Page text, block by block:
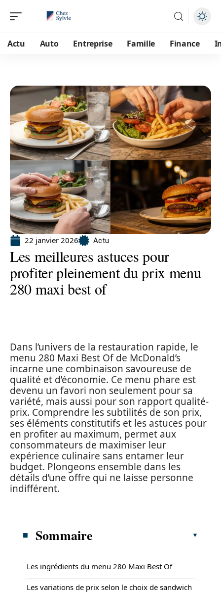
Actu Auto Entreprise Famille Finance
22 janvier 2026 Actu
Les meilleures astuces pour
profiter pleinement du prix menu
280 maxi best of
Dans l’univers de la restauration rapide, le
menu 280 Maxi Best Of de McDonald’s
incarne une combinaison savoureuse de
qualité et d’économie. Ce menu phare est
devenu un favori non seulement pour sa
variété, mais aussi pour son rapport qualité-
prix. Comprendre les subtilités de son prix,
ses éléments constitutifs et les astuces pour
en profiter au maximum, permet aux
consommateurs de maximiser leur
expérience culinaire sans entamer leur
budget. Plongeons ensemble dans les
détails d’une offre qui ne laisse personne
indifférent.
Sommaire
Les ingrédients du menu 280 Maxi Best Of
Les variations de prix selon le choix de sandwich